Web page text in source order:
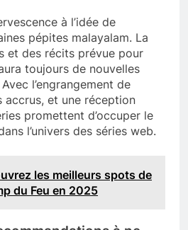
à l’idée de
pépites malayalam. La
et des récits prévue pour
toujours de nouvelles
l’engrangement de
accrus, et une réception
promettent d’occuper le
l’univers des séries web.
les meilleurs spots de
du Feu en 2025